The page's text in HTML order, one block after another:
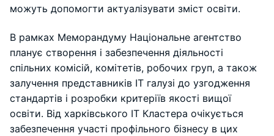
можуть допомогти актуалізувати зміст освіти.
В рамках Меморандуму Національне агентство
планує створення і забезпечення діяльності
спільних комісій, комітетів, робочих груп, а також
залучення представників ІТ галузі до узгодження
стандартів і розробки критеріїв якості вищої
освіти. Від харківського IT Кластера очікується
забезпечення участі профільного бізнесу в цих